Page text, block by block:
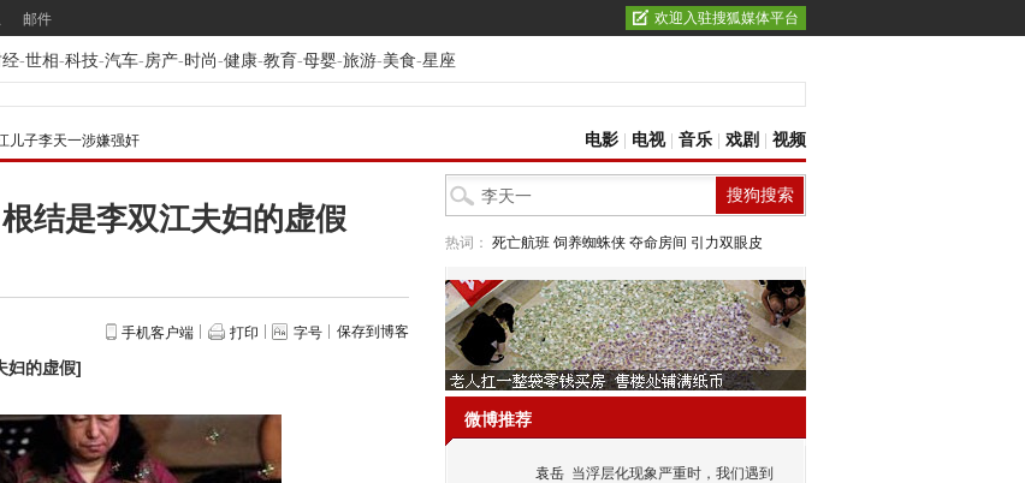
邮件 欢迎入驻搜狐媒体平台
经-世相-科技-汽车-房产-时尚-健康-教育-母婴-旅游-美食-星座
儿子李天一涉嫌强奸 电影 电视| 音乐 戏剧 视频
结是李双江夫妇的虚假
手机客户端 打印 字号 保存到博客
妇的虚假]
热词： 死亡航班 饲养蜘蛛侠 夺命房间 引力双眼皮
微博推荐
袁岳 当浮层化现象严重时，我们遇到